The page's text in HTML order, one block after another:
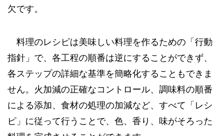
欠です。
料理のレシピは美味しい料理を作るための「行動
指針」で、各工程の順番は逆にすることができず、
各ステップの詳細な基準を簡略化することもできま
せん。火加減の正確なコントロール、調味料の順番
による添加、食材の処理の加減など、すべて「レシ
ピ」に従って行うことで、色、香り、味がそろった